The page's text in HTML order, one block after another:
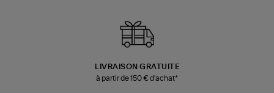
LIVRAISON GRATUITE
à partir de 150 € d'achat*